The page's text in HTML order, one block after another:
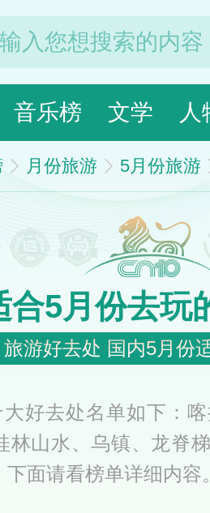
音乐榜 文学 人
月份旅游 5月份旅游
合5月份去玩
游好去处 国内5月份
好去处名单如下：
林山水、乌镇、龙脊
下面请看榜单详细内容